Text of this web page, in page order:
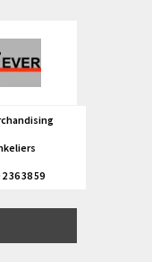
36 38 59